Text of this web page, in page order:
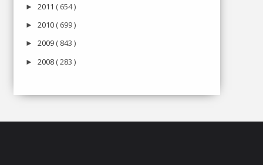
► 2011 ( 654 )
► 2010 ( 699 )
► 2009 ( 843 )
► 2008 ( 283 )